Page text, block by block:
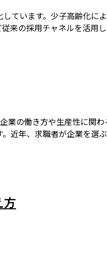
ています。少子高齢化に
の採用チャネルを活用
の働き方や生産性に関
近年、求職者が企業を選
方